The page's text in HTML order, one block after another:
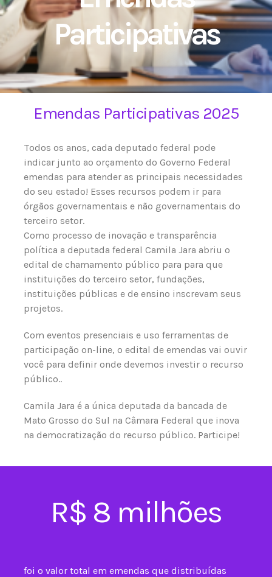
Participativas
Emendas Participativas 2025
Todos os anos, cada deputado federal pode
indicar junto ao orçamento do Governo Federal
emendas para atender as principais necessidades
do seu estado! Esses recursos podem ir para
órgãos governamentais e não governamentais do
terceiro setor.
Como processo de inovação e transparência
política a deputada federal Camila Jara abriu o
edital de chamamento público para para que
instituições do terceiro setor, fundações,
instituições públicas e de ensino inscrevam seus
projetos.
Com eventos presenciais e uso ferramentas de
participação on-line, o edital de emendas vai ouvir
você para definir onde devemos investir o recurso
público..
Camila Jara é a única deputada da bancada de
Mato Grosso do Sul na Câmara Federal que inova
na democratização do recurso público. Participe!
R$ 8 milhões
foi o valor total em emendas que distribuídas